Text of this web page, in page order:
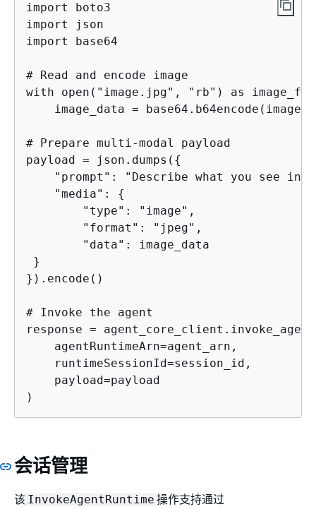
import boto3
import json
import base64
# Read and encode image
with open("image.jpg", "rb") as
image_data =
# Prepare multi-modal payload
payload = json.dumps( {
"prompt": "Describe what you see in
    "media":
{
        "type": "image",
        "format": "jpeg",
        "data": image_data
}
}).encode()
# Invoke the agent
response =
    agentRuntimeArn=agent_arn,
    runtimeSessionId=session_id,
    payload=payload
)
会话管理
该 InvokeAgentRuntime 操作支持通过